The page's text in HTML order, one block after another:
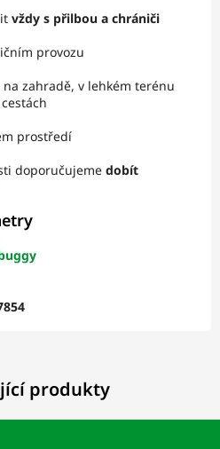
produkty
vždy s přilbou a chrániči
provozu
zahradě, v lehkém terénu
prostředí
doporučujeme dobít